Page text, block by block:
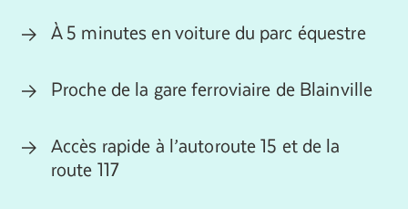
À 5 minutes en voiture du parc équestre
Proche de la gare ferroviaire de Blainville
Accès rapide à l’autoroute 15 et de la
route 117